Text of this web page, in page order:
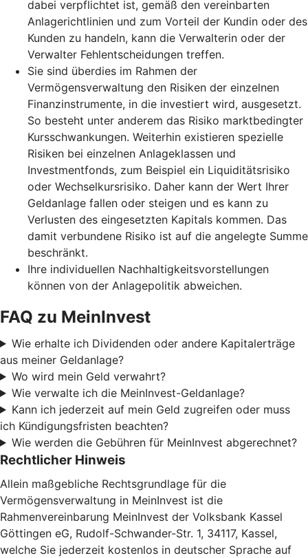
dabei verpflichtet ist, gemäß den vereinbarten
Anlagerichtlinien und zum Vorteil der Kundin oder des
Kunden zu handeln, kann die Verwalterin oder der
Verwalter Fehlentscheidungen treffen.
Sie sind überdies im Rahmen der
Vermögensverwaltung den Risiken der einzelnen
Finanzinstrumente, in die investiert wird, ausgesetzt.
So besteht unter anderem das Risiko marktbedingter
Kursschwankungen. Weiterhin existieren spezielle
Risiken bei einzelnen Anlageklassen und
Investmentfonds, zum Beispiel ein Liquiditätsrisiko
oder Wechselkursrisiko. Daher kann der Wert Ihrer
Geldanlage fallen oder steigen und es kann zu
Verlusten des eingesetzten Kapitals kommen. Das
damit verbundene Risiko ist auf die angelegte Summe
beschränkt.
Ihre individuellen Nachhaltigkeitsvorstellungen
können von der Anlagepolitik abweichen.
FAQ zu MeinInvest
Wie erhalte ich Dividenden oder andere Kapitalerträge
aus meiner Geldanlage?
Wo wird mein Geld verwahrt?
Wie verwalte ich die MeinInvest-Geldanlage?
Kann ich jederzeit auf mein Geld zugreifen oder muss
ich Kündigungsfristen beachten?
Wie werden die Gebühren für MeinInvest abgerechnet?
Rechtlicher Hinweis
Allein maßgebliche Rechtsgrundlage für die
Vermögensverwaltung in MeinInvest ist die
Rahmenvereinbarung MeinInvest der Volksbank Kassel
Göttingen eG, Rudolf-Schwander-Str. 1, 34117, Kassel,
welche Sie jederzeit kostenlos in deutscher Sprache auf